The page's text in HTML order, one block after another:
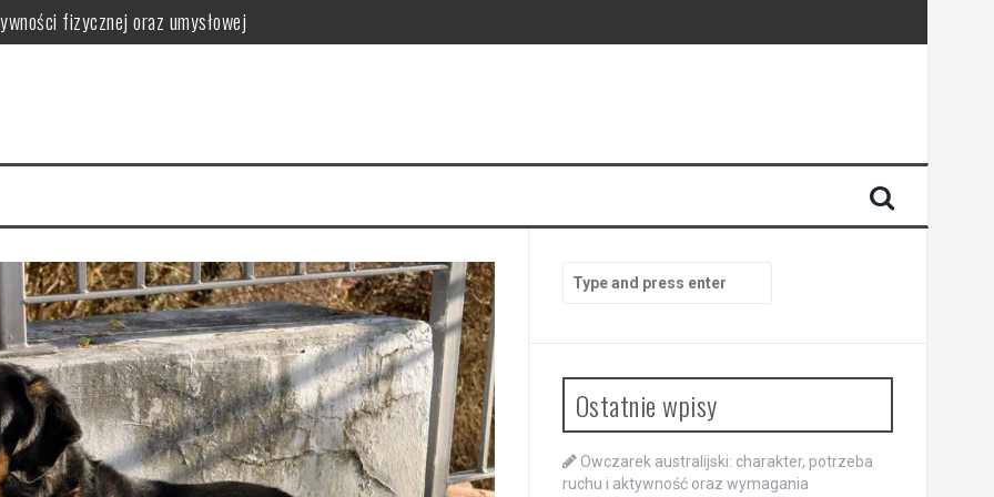
fizycznej oraz umysłowej
kluczowe problemy zdrowotne
przebiega leczenie implantami zębowymi?
i aktywność oraz wymagania szkoleniowe
Search
for:
Ostatnie wpisy
Owczarek australijski: charakter, potrzeba
ruchu i aktywność oraz wymagania